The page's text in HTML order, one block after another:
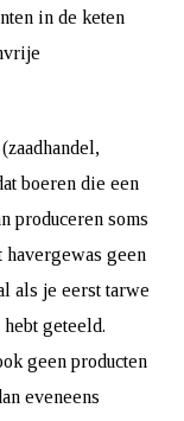
in de keten
boeren die een
produceren soms
havergewas geen
als je eerst tarwe
geteeld.
geen producten
eveneens